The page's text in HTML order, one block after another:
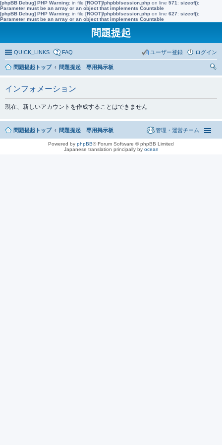
[phpBB Debug] PHP Warning: in file [ROOT]/phpbb/session.php on line 571 : sizeof():
Parameter must be an array or an object that implements Countable
[phpBB Debug] PHP Warning: in file [ROOT]/phpbb/session.php on line 627: sizeof():
Parameter must be an array or an object that implements Countable
問題提起
QUICK_LINKS FAQ ログイン
ユーザー登録
問題提起トップ
問題提起 専用掲示板
インフォメーション
現在、新しいアカウントを作成することはできません
問題提起トップ 問題提起 専用掲示板 管理・運営チーム
Powered by phpBB® Forum Software © phpBB Limited
Japanese translation principally by ocean